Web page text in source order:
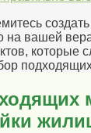
на вашей
которые